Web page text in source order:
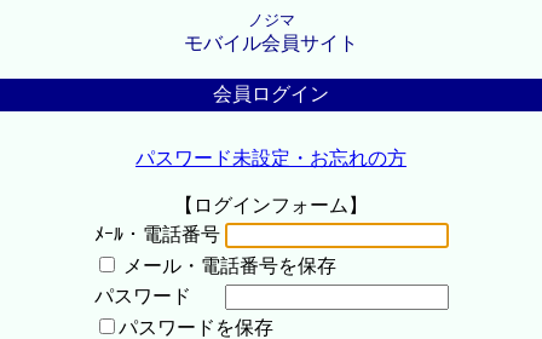
ノジマ
モバイル会員サイト
会員ログイン
パスワード未設定・お忘れの方
【ログインフォーム】
ﾒｰﾙ・電話番号
メール・電話番号を保存
パスワード
パスワードを保存